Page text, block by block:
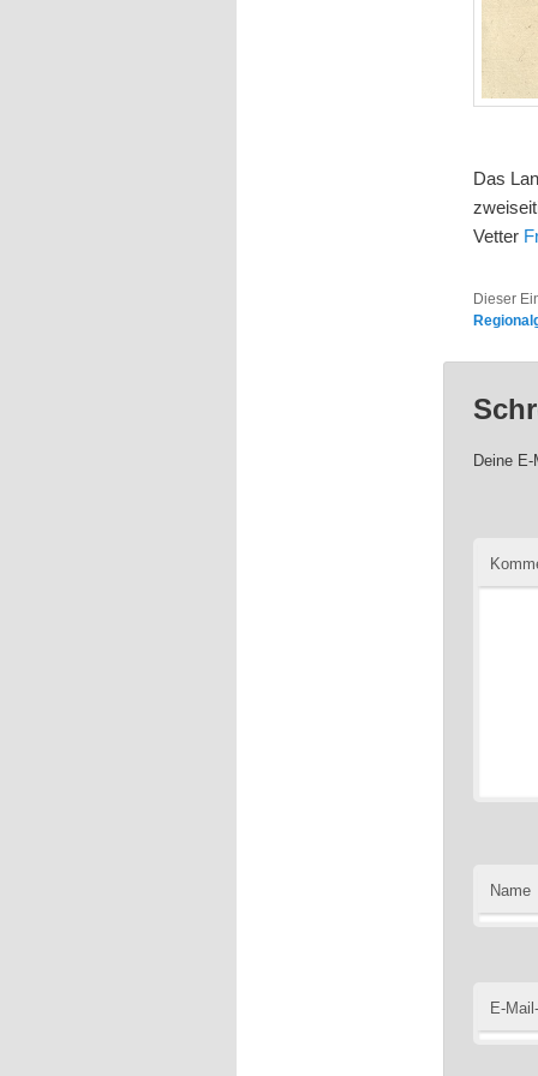
Das
Vetter
Dieser
Deine
Name
E-